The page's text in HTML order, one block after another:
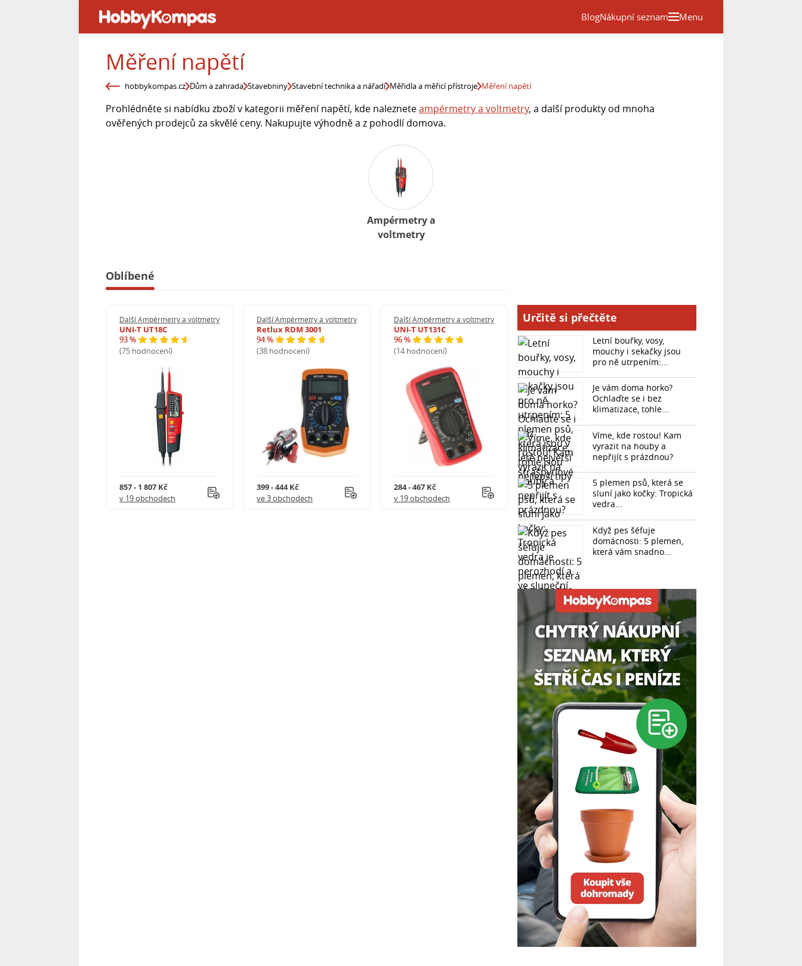
BlogNákupní seznam Menu
Měření napětí
hobbykompas.cz Dům a zahrada Stavebniny Stavební technika a nářadí Měřidla a měřicí přístroje Měření napětí
Prohlédněte si nabídku zboží v kategorii měření napětí, kde nalezneteampérmetry a voltmetry, a další produkty od mnoha
ověřených prodejců za skvělé ceny. Nakupujte výhodně a z pohodlí domova.
Ampérmetry a
voltmetry
Oblíbené
Další Ampérmetry a voltmetry
UNI-T UT18C
93 %
(75 hodnocení)
857 - 1 807 Kč
v 19 obchodech
Další Ampérmetry a voltmetry
Retlux RDM 3001
94 %
(38 hodnocení)
399 - 444 Kč
ve 3 obchodech
Další Ampérmetry a voltmetry
UNI-T UT131C
96 %
(14 hodnocení)
284 - 467 Kč
v 19 obchodech
Určitě si přečtěte
Letní bouřky, vosy,
mouchy i sekačky jsou
pro ně utrpením:...
Je vám doma horko?
Ochlaďte se i bez
klimatizace, tohle...
Víme, kde rostou! Kam
vyrazit na houby a
nepřijít s prázdnou?
5 plemen psů, která se
sluní jako kočky: Tropická
vedra...
Když pes šéfuje
domácnosti: 5 plemen,
která vám snadno...